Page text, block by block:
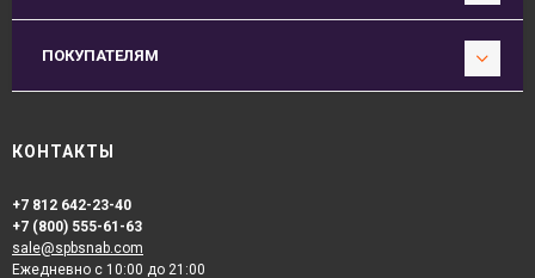
ПОКУПАТЕЛЯМ
КОНТАКТЫ
+7 812 642-23-40
+7 (800) 555-61-63
sale@spbsnab.com
Ежедневно с 10:00 до 21:00